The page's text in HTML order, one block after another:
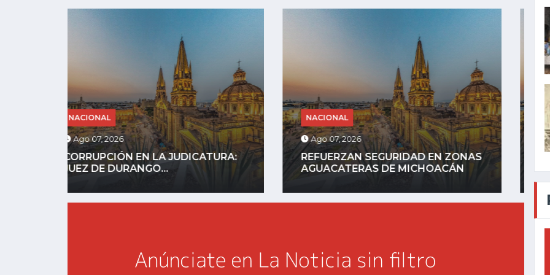
NACIONAL
Ago 07, 2026
REFUERZAN SEGURIDAD EN ZONAS
AGUACATERAS DE MICHOACÁN
NACIONAL
Ago 06, 2026
AYOTZINAPA: FGR DETIENE A
EXGOBERNADOR AGUIRRE POR...